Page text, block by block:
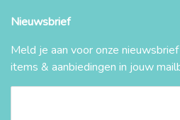
Nieuwsbrief
Meld je aan voor onze
items & aanbiedingen in jouw